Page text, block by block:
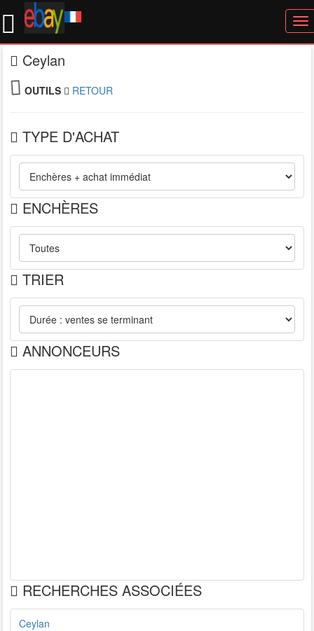
Ceylan
OUTILS RETOUR
TYPE D'ACHAT
ENCHÈRES
TRIER
ANNONCEURS
RECHERCHES ASSOCIÉES
Ceylan